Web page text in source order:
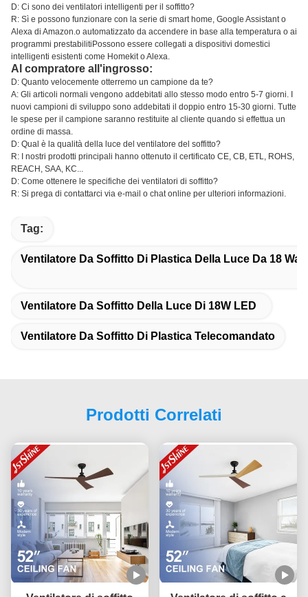
D: Ci sono dei ventilatori intelligenti per il soffitto?
R: Sì e possono funzionare con la serie di smart home, Google Assistant o
Alexa di Amazon.o automatizzato da accendere in base alla temperatura o ai
programmi prestabilitiPossono essere collegati a dispositivi domestici
intelligenti esistenti come Homekit o Alexa.
Al compratore all'ingrosso:
D: Quanto velocemente otterremo un campione da te?
A: Gli articoli normali vengono addebitati allo stesso modo entro 5-7 giorni. I
nuovi campioni di sviluppo sono addebitati il doppio entro 15-30 giorni. Tutte
le spese per il campione saranno restituite al cliente quando si effettua un
ordine di massa.
D: Qual è la qualità della luce del ventilatore del soffitto?
R: I nostri prodotti principali hanno ottenuto il certificato CE, CB, ETL, ROHS,
REACH, SAA, KC...
D: Come ottenere le specifiche dei ventilatori di soffitto?
R: Si prega di contattarci via e-mail o chat online per ulteriori informazioni.
Tag:
Ventilatore Da Soffitto Di Plastica Della Luce Da 18
Ventilatore Da Soffitto Della Luce Di 18W LED
Ventilatore Da Soffitto Di Plastica Telecomandato
Prodotti Correlati